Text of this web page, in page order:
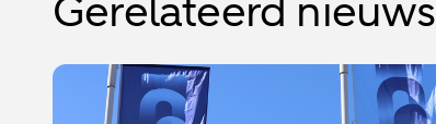
Gerelateerd nieuws